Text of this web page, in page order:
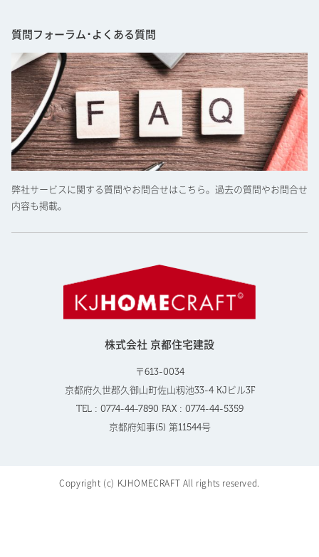
質問フォーラム･よくある質問
弊社サービスに関する質問やお問合せはこちら。過去の質問やお問合せ
内容も掲載。
株式会社 京都住宅建設
〒613-0034
京都府久世郡久御山町佐山籾池33-4 KJビル3F
TEL : 0774-44-7890 FAX : 0774-44-5359
京都府知事(5) 第11544号
Copyright (c) KJHOMECRAFT All rights reserved.